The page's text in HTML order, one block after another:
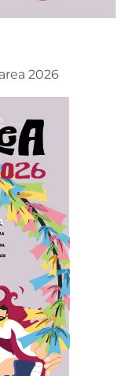
2026